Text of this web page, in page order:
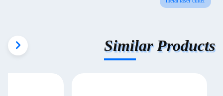
Similar Products